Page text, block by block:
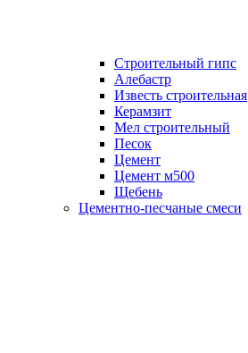
Строительный гипс
Алебастр
Известь строительная
Керамзит
Мел строительный
Песок
Цемент
Цемент м500
Щебень
Цементно-песчаные смеси